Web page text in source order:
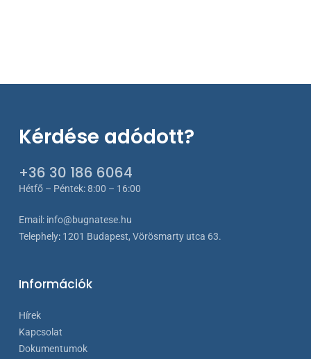
Kérdése adódott?
+36 30 186 6064
Hétfő – Péntek: 8:00 – 16:00
Email: info@bugnatese.hu
Telephely: 1201 Budapest, Vörösmarty utca 63.
Információk
Hírek
Kapcsolat
Dokumentumok